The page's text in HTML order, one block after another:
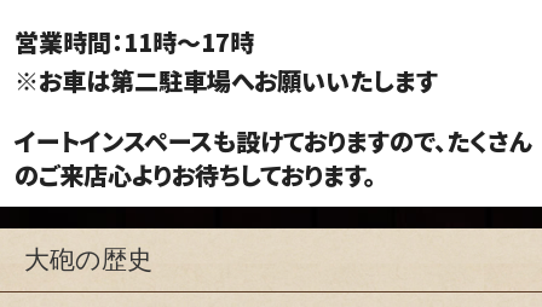
営業時間：11時～17時
※お車は第二駐車場へお願いいたします
イートインスペースも設けておりますので、たくさん
のご来店心よりお待ちしております。
大砲の歴史